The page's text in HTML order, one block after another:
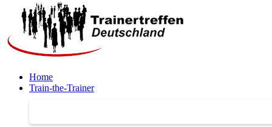
Home
Train-the-Trainer